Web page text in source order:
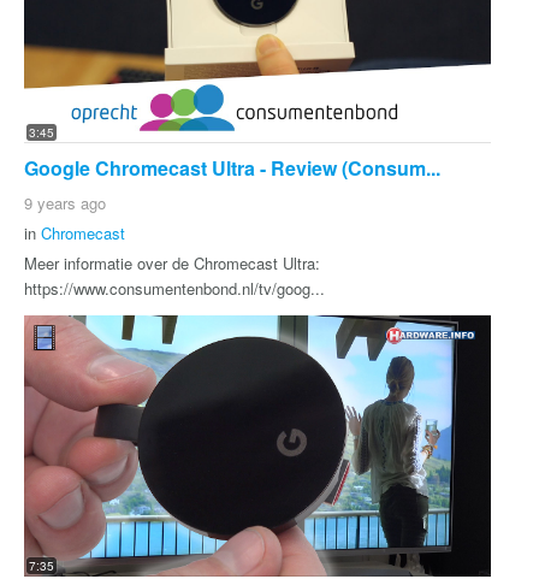
3:45
Google Chromecast Ultra - Review (Consum...
9 years ago
in Chromecast
Meer informatie over de Chromecast Ultra:
https://www.consumentenbond.nl/tv/goog...
7:35